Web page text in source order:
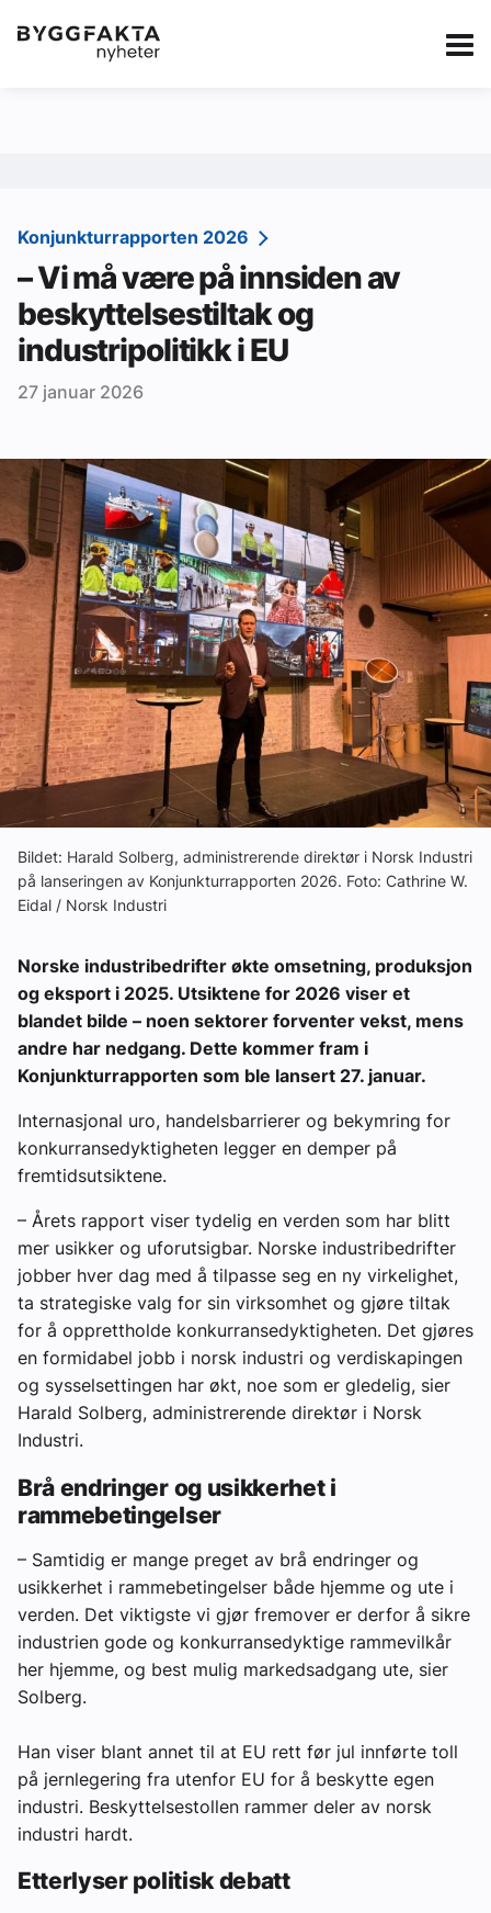
Kategorier Jobbmarkedet Annonsere i
Redaksjonen
Om Byggfakta
Annonsere
Tips oss
Ledige stillinger
eBlad
Aktivitetskalender
Bransjekommentar
Nyheter
Konjunkturrapporten 2026
– Vi må være på innsiden av
beskyttelsestiltak og
industripolitikk i EU
27 januar 2026
Bildet: Harald Solberg, administrerende direktør i Norsk Industri
på lanseringen av Konjunkturrapporten 2026. Foto: Cathrine W.
Eidal / Norsk Industri
Norske industribedrifter økte omsetning, produksjon
og eksport i 2025. Utsiktene for 2026 viser et
blandet bilde – noen sektorer forventer vekst, mens
andre har nedgang. Dette kommer fram i
Konjunkturrapporten som ble lansert 27. januar.
Internasjonal uro, handelsbarrierer og bekymring for
konkurransedyktigheten legger en demper på
fremtidsutsiktene.
– Årets rapport viser tydelig en verden som har blitt
mer usikker og uforutsigbar. Norske industribedrifter
jobber hver dag med å tilpasse seg en ny virkelighet,
ta strategiske valg for sin virksomhet og gjøre tiltak
for å opprettholde konkurransedyktigheten. Det gjøres
en formidabel jobb i norsk industri og verdiskapingen
og sysselsettingen har økt, noe som er gledelig, sier
Harald Solberg, administrerende direktør i Norsk
Industri.
Brå endringer og usikkerhet i
rammebetingelser
– Samtidig er mange preget av brå endringer og
usikkerhet i rammebetingelser både hjemme og ute i
verden. Det viktigste vi gjør fremover er derfor å sikre
industrien gode og konkurransedyktige rammevilkår
her hjemme, og best mulig markedsadgang ute, sier
Solberg.
Han viser blant annet til at EU rett før jul innførte toll
på jernlegering fra utenfor EU for å beskytte egen
industri. Beskyttelsestollen rammer deler av norsk
industri hardt.
Etterlyser politisk debatt